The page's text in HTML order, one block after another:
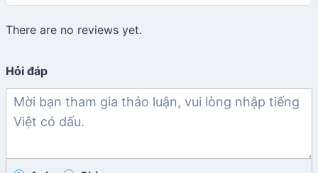
There are no reviews yet.
Hỏi đáp